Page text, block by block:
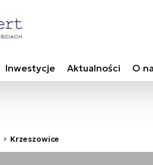
Inwestycje Aktualności O
Krzeszowice